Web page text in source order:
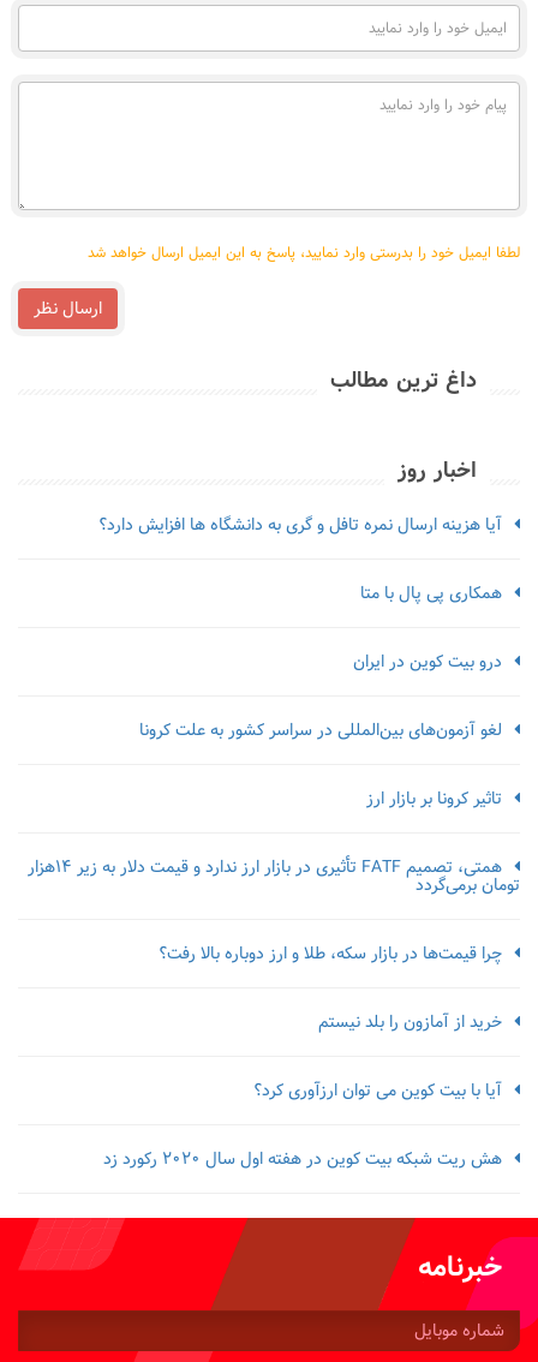
ایمیل
خود
وارد
نمایید
پیام
خود
لطفا ایمیل خود را بدرستی وارد نمایید، پاسخ به این ایمیل ارسال خواهد شد
ارسال نظر
داغ ترین مطالب
اخبار روز
آیا هزینه ارسال نمره تافل و گری به دانشگاه ها افزایش دارد؟
همکاری پی پال با متا
درو بیت کوین در ایران
لغو آزمون‌‌های بین‌المللی در سراسر کشور به علت کرونا
تاثیر کرونا بر بازار ارز
همتی، تصمیم FATF تأثیری در بازار ارز ندارد و قیمت دلار به زیر ۱۴هزار
تومان برمی‌گردد
چرا قیمت‌ها در بازار سکه، طلا و ارز دوباره بالا رفت؟
خرید از آمازون را بلد نیستم
آیا با بیت کوین می توان ارزآوری کرد؟
هش ریت شبکه بیت کوین در هفته اول سال 2020 رکورد زد
خبرنامه
شماره
موبایل: